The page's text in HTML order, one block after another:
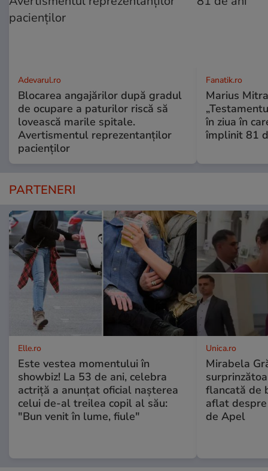
Adevarul.ro
Blocarea angajărilor după gradul
de ocupare a paturilor riscă să
lovească marile spitale.
Avertismentul reprezentanților
pacienților
Fanatik.ro
Marius
în ziua în
împlinit 81
PARTENERI
Elle.ro
Este vestea momentului în
showbiz! La 53 de ani, celebra
actriță a anunțat oficial nașterea
celui de-al treilea copil al său:
"Bun venit în lume, fiule"
Unica.ro
Mirabela
flancată de
aflat
de Apel